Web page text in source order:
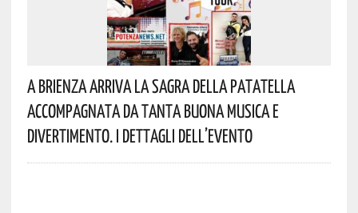
A Brienza Arriva La Sagra Della Patatella
Accompagnata Da Tanta Buona Musica E
Divertimento. I Dettagli Dell’evento